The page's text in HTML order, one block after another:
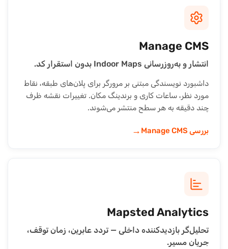
Manage CMS
انتشار و به‌روزرسانی Indoor Maps بدون استقرار کد.
داشبورد نویسندگی مبتنی بر مرورگر برای پلان‌های طبقه، نقاط
مورد نظر، ساعات کاری و برندینگ مکان. تغییرات نقشه ظرف
چند دقیقه به هر سطح منتشر می‌شوند.
بررسی Manage CMS →
Mapsted Analytics
تحلیل‌گر بازدیدکننده داخلی — تردد عابرین، زمان توقف،
جریان مسیر.